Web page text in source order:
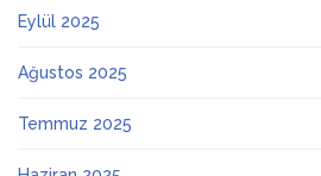
Eylül 2025
Ağustos 2025
Temmuz 2025